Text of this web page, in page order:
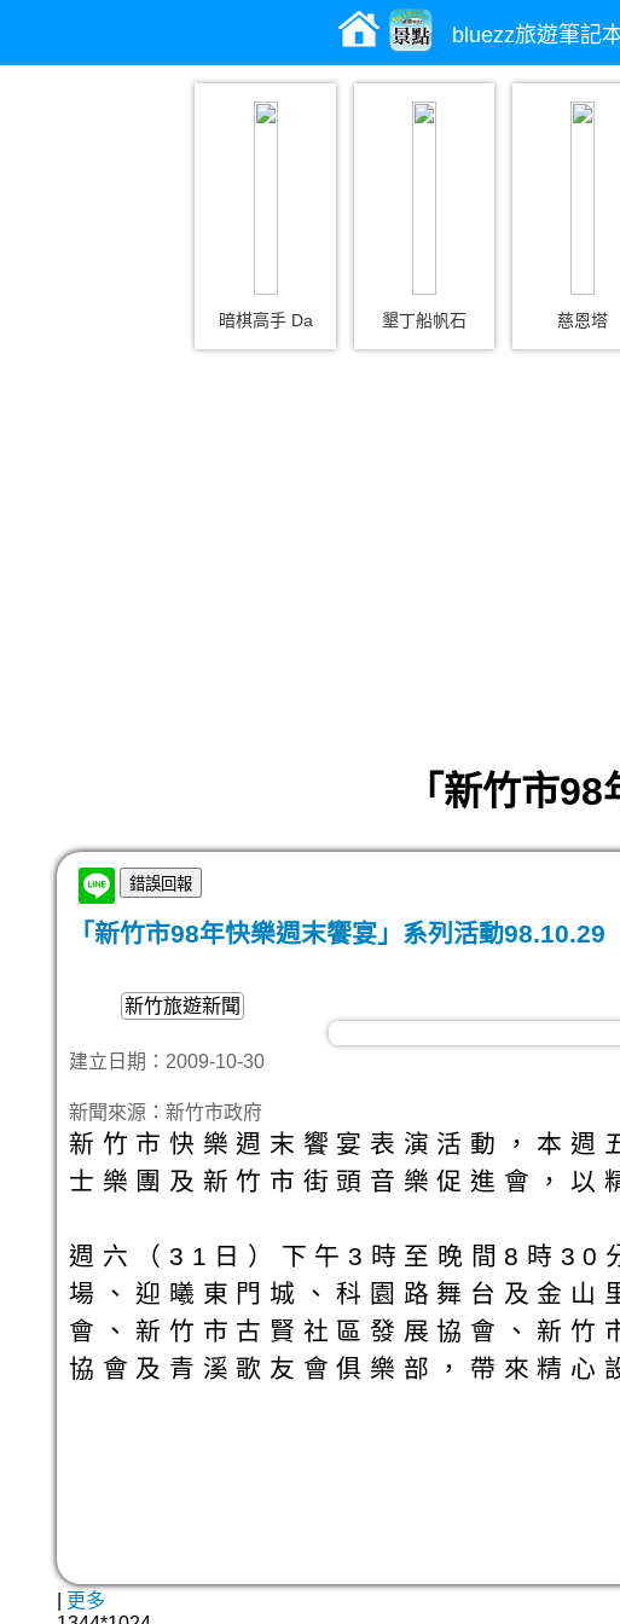
bluezz旅遊筆記
暗棋高手 Da 墾丁船帆石 慈恩塔
「新竹市
「新竹市98年快樂週末饗宴」系列活動98.10.29
新竹旅遊新聞
建立日期：2009-10-30
新聞來源：新竹市政府
新竹市快樂週末饗宴表演活動，本
士樂團及新竹市街頭音樂促進會，以
週六（31日）下午3時至晚間8時30
場、迎曦東門城、科園路舞台及金山
會、新竹市古賢社區發展協會、新竹
協會及青溪歌友會俱樂部，帶來精心
更多